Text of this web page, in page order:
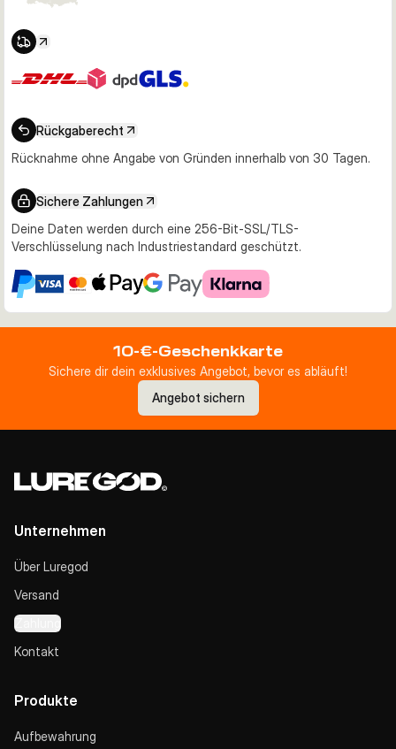
Rückgaberecht
Rücknahme ohne Angabe von Gründen innerhalb von 30 Tagen.
Sichere Zahlungen
Deine Daten werden durch eine 256-Bit-SSL/TLS-
Verschlüsselung nach Industriestandard geschützt.
10-€-Geschenkkarte
Sichere dir dein exklusives Angebot, bevor es abläuft!
Angebot sichern
Unternehmen
Über Luregod
Versand
Zahlung
Kontakt
Produkte
Aufbewahrung